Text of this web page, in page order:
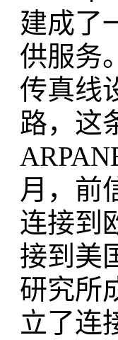
建成了
供服务
传真线
路，这
月，前
连接到
接到美
研究所
立了连